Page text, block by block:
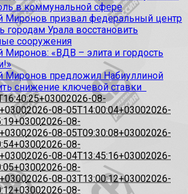
в коммунальной сфере
Миронов призвал федеральный центр
городам Урала восстановить
сооружения
Миронов: «ВДВ – элита и гордость
Миронов предложил Набиуллиной
снижение ключевой ставки
2026-08-
2026-08-05T14:00:04+03002026-
2026-08-
2026-08-05T09:30:08+03002026-
2026-08-
2026-08-04T13:45:16+03002026-
2026-08-
2026-08-03T13:00:12+03002026-
2026-08-